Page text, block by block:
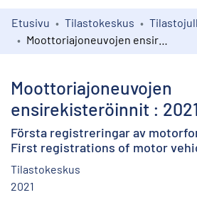
Kokoelmat
Etusivu Tilastokeskus
Moottoriajoneuvojen
ensirekisteröinnit :
Första registreringar av
First registrations of motor
Tilastokeskus
2021